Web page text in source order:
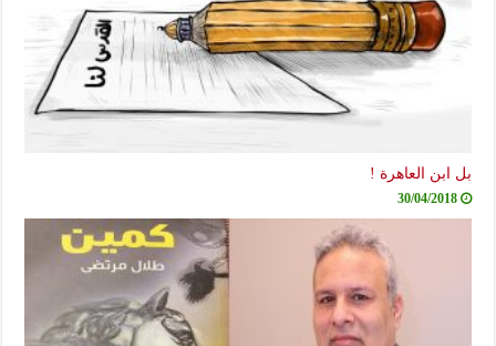
بل ابن العاهرة !
30/04/2018